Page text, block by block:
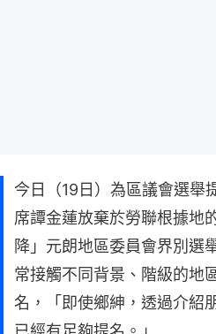
今日（19日）為區議會選舉
席譚金蓮放棄於勞聯根據地
降」元朗地區委員會界別選
常接觸不同背景、階級的地
名，「即使鄉紳，透過介紹